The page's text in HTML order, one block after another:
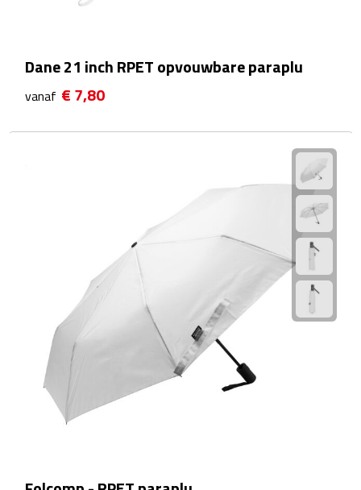
Pleisters
Tandenborstels
Tissues
Tissuehouders
Dane 21 inch RPET opvouwbare paraplu
vanaf € 7,80